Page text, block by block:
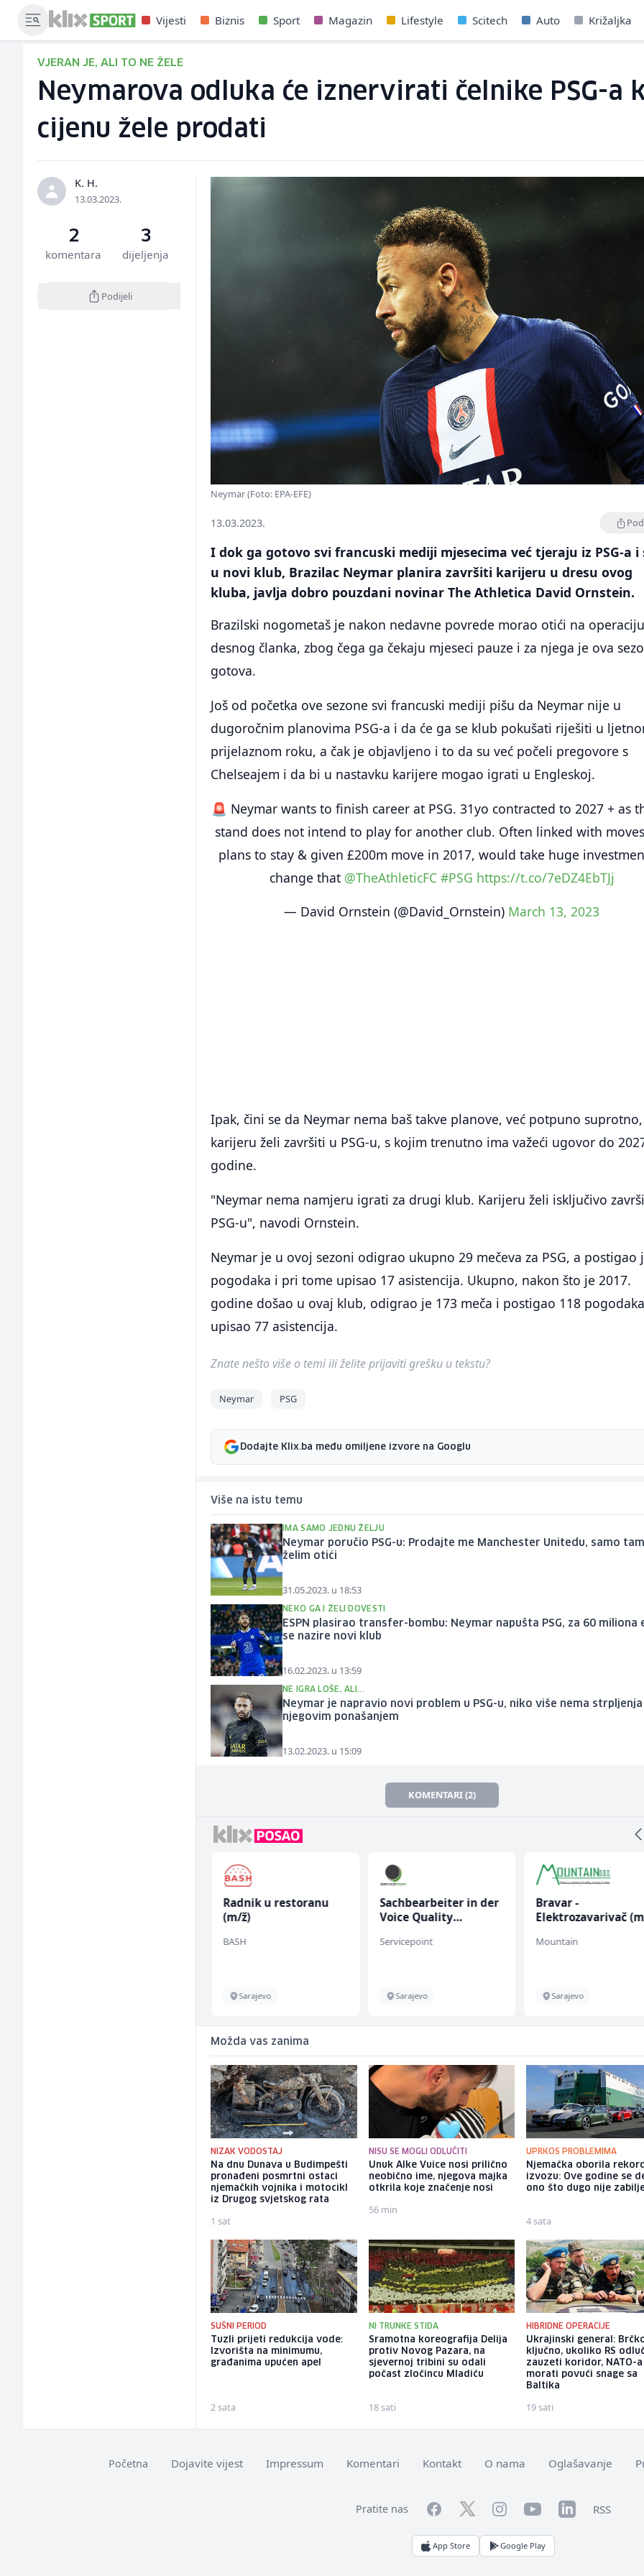
Vijesti Biznis Sport Magazin Lifestyle Scitech Auto Križaljka
VJERAN JE, ALI TO NE ŽELE
Neymarova odluka će iznervirati čelnike PSG-a
cijenu žele prodati
K. H.
13.03.2023.
2
komentara
3
dijeljenja
Podijeli
Neymar (Foto: EPA-EFE)
13.03.2023.
I dok ga gotovo svi francuski mediji mjesecima već tjeraju iz PSG-a i
u novi klub, Brazilac Neymar planira završiti karijeru u dresu ovog
kluba, javlja dobro pouzdani novinar The Athletica David Ornstein.
Brazilski nogometaš je nakon nedavne povrede morao otići na operaciju
desnog članka, zbog čega ga čekaju mjeseci pauze i za njega je ova
gotova.
Još od početka ove sezone svi francuski mediji pišu da Neymar nije u
dugoročnim planovima PSG-a i da će ga se klub pokušati riješiti u
prijelaznom roku, a čak je objavljeno i to da su već počeli pregovore s
Chelseajem i da bi u nastavku karijere mogao igrati u Engleskoj.
🚨 Neymar wants to finish career at PSG. 31yo contracted to 2027 + as
stand does not intend to play for another club. Often linked with
plans to stay & given £200m move in 2017, would take huge
change that @TheAthleticFC #PSG https://t.co/7eDZ4EbTJj
— David Ornstein (@David_Ornstein) March 13, 2023
Ipak, čini se da Neymar nema baš takve planove, već potpuno suprotno,
karijeru želi završiti u PSG-u, s kojim trenutno ima važeći ugovor do
godine.
"Neymar nema namjeru igrati za drugi klub. Karijeru želi isključivo
PSG-u", navodi Ornstein.
Neymar je u ovoj sezoni odigrao ukupno 29 mečeva za PSG, a postigao
pogodaka i pri tome upisao 17 asistencija. Ukupno, nakon što je 2017.
godine došao u ovaj klub, odigrao je 173 meča i postigao 118
upisao 77 asistencija.
Znate nešto više o temi ili želite prijaviti grešku u tekstu?
Neymar PSG
Dodajte Klix.ba među omiljene izvore na Googlu
Više na istu temu
IMA SAMO JEDNU ŽELJU
Neymar poručio PSG-u: Prodajte me Manchester Unitedu, samo
želim otići
31.05.2023. u 18:53
NEKO GA I ŽELI DOVESTI
ESPN plasirao transfer-bombu: Neymar napušta PSG, za 60 miliona
se nazire novi klub
16.02.2023. u 13:59
NE IGRA LOŠE, ALI...
Neymar je napravio novi problem u PSG-u, niko više nema strpljenja
njegovim ponašanjem
13.02.2023. u 15:09
KOMENTARI (2)
Radnik u restoranu
(m/ž)
BASH
Sarajevo
Sachbearbeiter in der
Voice Quality
Servicepoint
Sarajevo
Bravar -
Elektrozavarivač
Mountain
Sarajevo
Možda vas zanima
NIZAK VODOSTAJ
Na dnu Dunava u Budimpešti
pronađeni posmrtni ostaci
njemačkih vojnika i motocikl
iz Drugog svjetskog rata
1 sat
NISU SE MOGLI ODLUČITI
Unuk Alke Vuice nosi prilično
neobično ime, njegova majka
otkrila koje značenje nosi
56 min
UPRKOS PROBLEMIMA
Njemačka oborila
izvozu: Ove godine se
ono što dugo nije
4 sata
SUŠNI PERIOD
Tuzli prijeti redukcija vode:
Izvorišta na minimumu,
građanima upućen apel
2 sata
NI TRUNKE STIDA
Sramotna koreografija Delija
protiv Novog Pazara, na
sjevernoj tribini su odali
počast zločincu Mladiću
18 sati
HIBRIDNE OPERACIJE
Ukrajinski general:
ključno, ukoliko RS
zauzeti koridor, NATO-a
morati povući snage sa
Baltika
19 sati
Početna Dojavite vijest Impressum Komentari Kontakt O nama Oglašavanje
Pratite nas FacebookTwitterInstagramYouTubeLinkedInRSS
App Store Google Play